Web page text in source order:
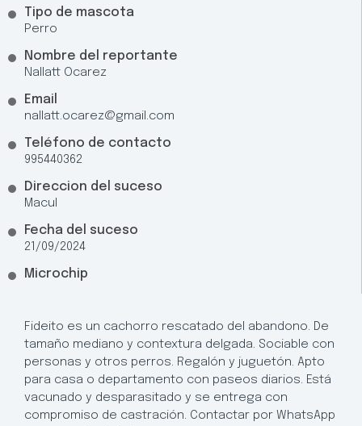
Tipo de mascota
Perro
Nombre del reportante
Nallatt Ocarez
Email
nallatt.ocarez@gmail.com
Teléfono de contacto
995440362
Direccion del suceso
Macul
Fecha del suceso
21/09/2024
Microchip
Fideito es un cachorro rescatado del abandono. De
tamaño mediano y contextura delgada. Sociable con
personas y otros perros. Regalón y juguetón. Apto
para casa o departamento con paseos diarios. Está
vacunado y desparasitado y se entrega con
compromiso de castración. Contactar por WhatsApp